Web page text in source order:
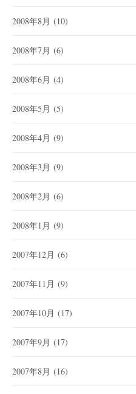
2008年8月 (10)
2008年7月 (6)
2008年6月 (4)
2008年5月 (5)
2008年4月 (9)
2008年3月 (9)
2008年2月 (6)
2008年1月 (9)
2007年12月 (6)
2007年11月 (9)
2007年10月 (17)
2007年9月 (17)
2007年8月 (16)